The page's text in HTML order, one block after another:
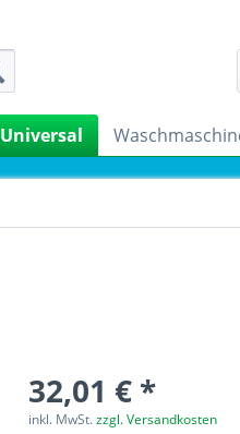
Universal
32,01 € *
inkl. MwSt.zzgl. Versandkosten